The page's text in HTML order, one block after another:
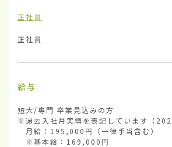
正社員
正社員
給与
短大/専門 卒業見込みの方
※過去入社月実績を表記しています（
月給：195,000円（一律手当含む）
※基本給：169,000円